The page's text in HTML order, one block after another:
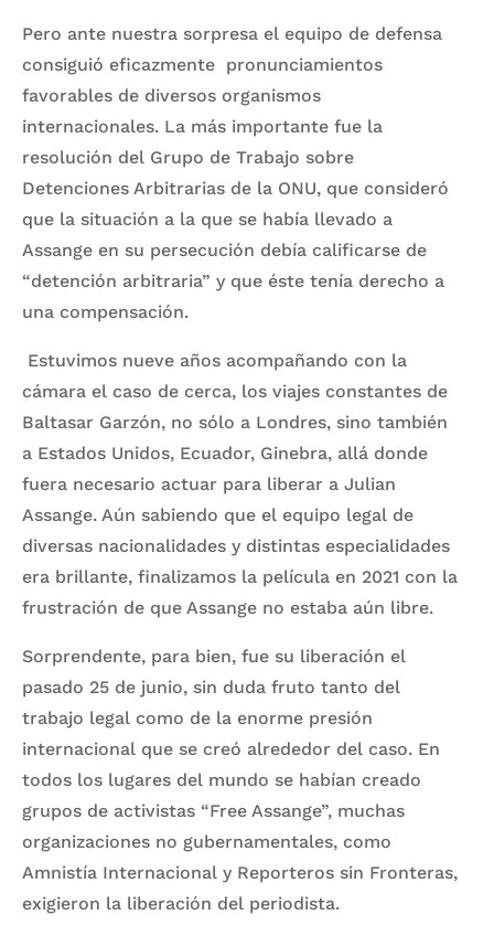
Pero ante nuestra sorpresa el equipo de defensa
consiguió eficazmente pronunciamientos
favorables de diversos organismos
internacionales. La más importante fue la
resolución del Grupo de Trabajo sobre
Detenciones Arbitrarias de la ONU, que consideró
que la situación a la que se había llevado a
Assange en su persecución debía calificarse de
“detención arbitraria” y que éste tenía derecho a
una compensación.
Estuvimos nueve años acompañando con la
cámara el caso de cerca, los viajes constantes de
Baltasar Garzón, no sólo a Londres, sino también
a Estados Unidos, Ecuador, Ginebra, allá donde
fuera necesario actuar para liberar a Julian
Assange. Aún sabiendo que el equipo legal de
diversas nacionalidades y distintas especialidades
era brillante, finalizamos la película en 2021 con la
frustración de que Assange no estaba aún libre.
Sorprendente, para bien, fue su liberación el
pasado 25 de junio, sin duda fruto tanto del
trabajo legal como de la enorme presión
internacional que se creó alrededor del caso. En
todos los lugares del mundo se habían creado
grupos de activistas “Free Assange”, muchas
organizaciones no gubernamentales, como
Amnistía Internacional y Reporteros sin Fronteras,
exigieron la liberación del periodista.